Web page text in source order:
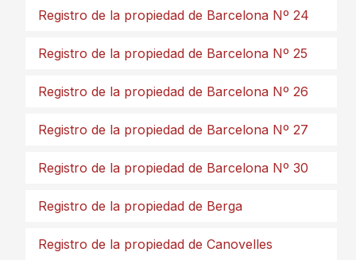
Registro de la propiedad de Barcelona Nº 24
Registro de la propiedad de Barcelona Nº 25
Registro de la propiedad de Barcelona Nº 26
Registro de la propiedad de Barcelona Nº 27
Registro de la propiedad de Barcelona Nº 30
Registro de la propiedad de Berga
Registro de la propiedad de Canovelles